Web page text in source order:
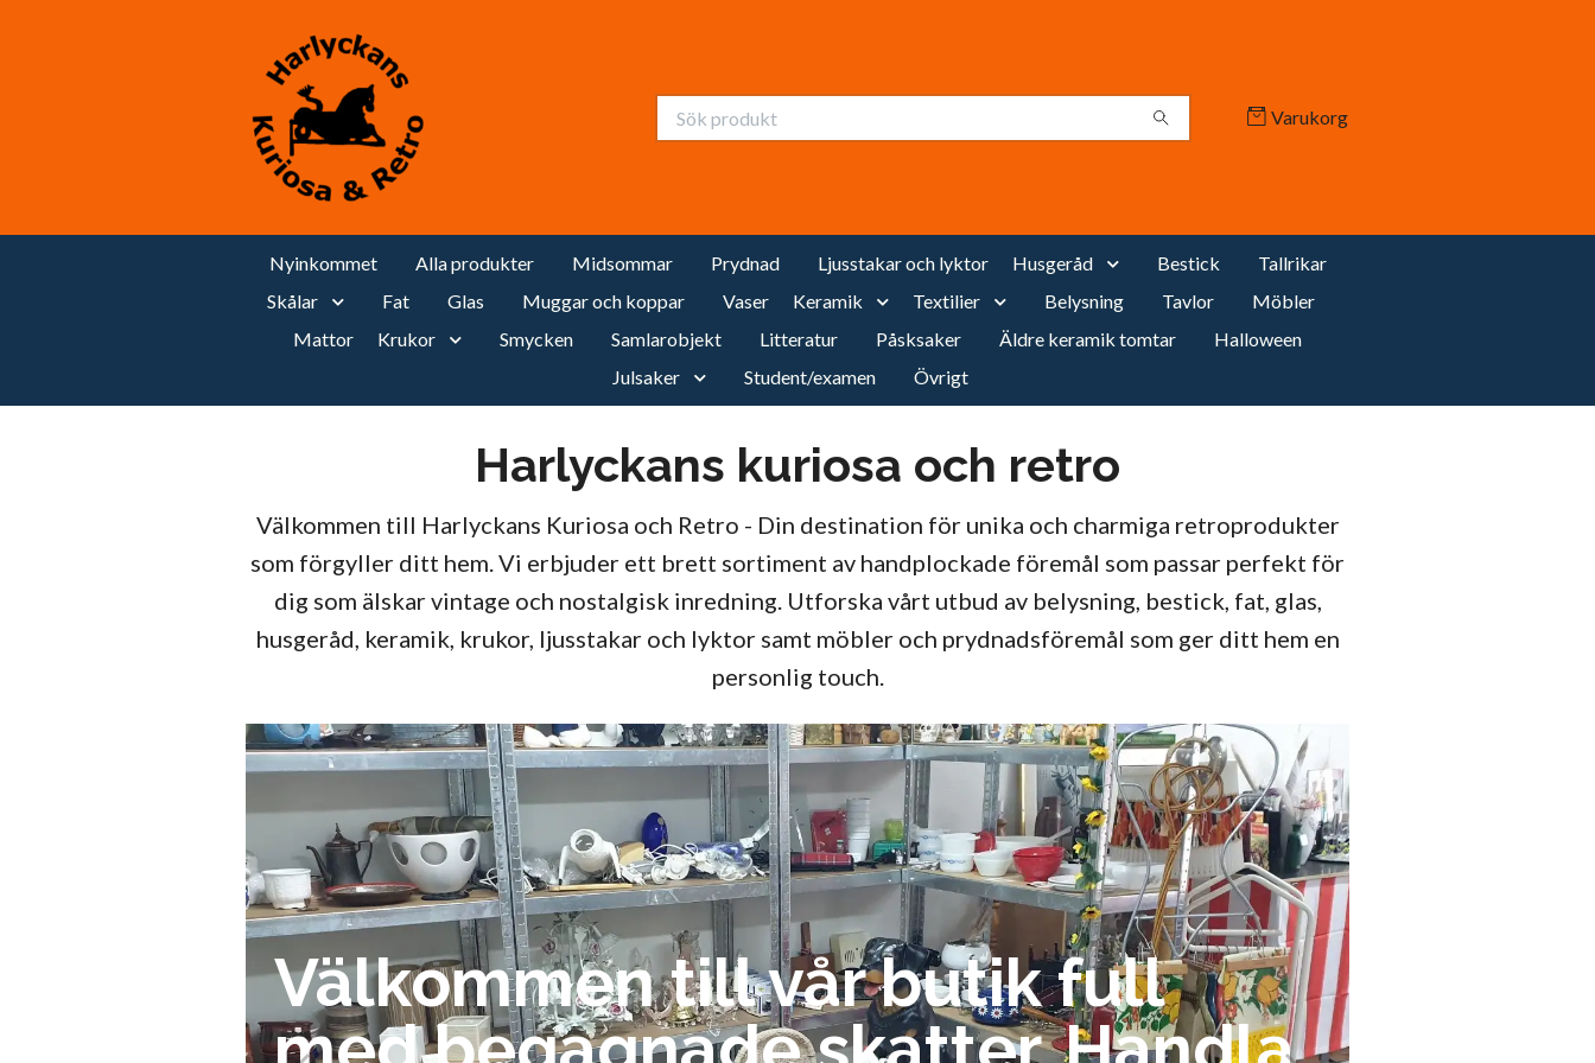
Varukorg
Nyinkommet Alla produkter Midsommar Prydnad Ljusstakar och lyktor Husgeråd Bestick
Tallrikar
Skålar
Fat Glas Muggar och koppar Vaser Keramik Textilier Belysning Tavlor
Möbler
Mattor
Krukor Smycken Samlarobjekt Litteratur Påsksaker Äldre keramik tomtar
Halloween
Julsaker
Student/examen Övrigt
Harlyckans kuriosa och retro
Välkommen till Harlyckans Kuriosa och Retro - Din destination för unika och charmiga retroprodukter
som förgyller ditt hem. Vi erbjuder ett brett sortiment av handplockade föremål som passar perfekt för
dig som älskar vintage och nostalgisk inredning. Utforska vårt utbud av belysning, bestick, fat, glas,
husgeråd, keramik, krukor, ljusstakar och lyktor samt möbler och prydnadsföremål som ger ditt hem en
personlig touch.
Välkommen till vår butik full